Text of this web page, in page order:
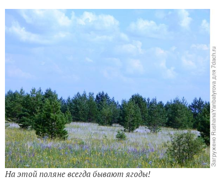
На этой поляне всегда бывают ягоды!